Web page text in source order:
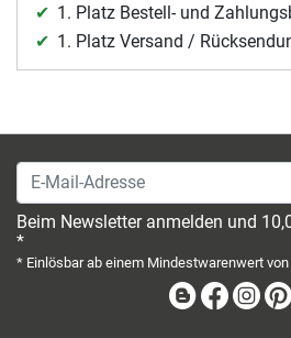
1. Platz Bestell- und
1. Platz Versand /
E-Mail-Adresse
Beim Newsletter anmelden und
*
* Einlösbar ab einem Mindestwarenwert von
Blog